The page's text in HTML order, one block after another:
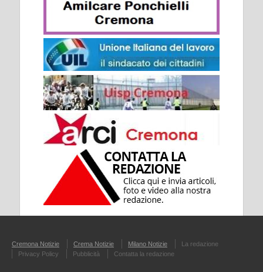
Cremona Notizie Crema Notizie Milano Notizie
La redazione
Privacy Policy
Pubblicità Contatta la redazione